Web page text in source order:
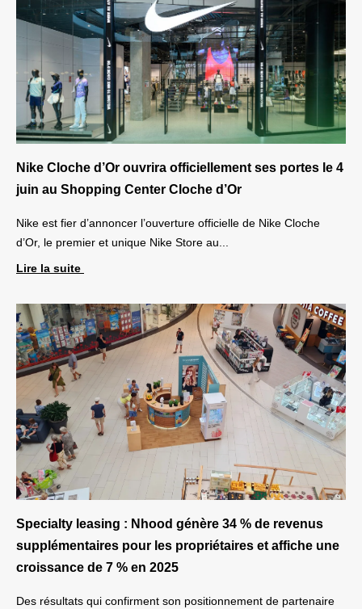
Nike Cloche d’Or ouvrira officiellement ses portes le 4
juin au Shopping Center Cloche d’Or
Nike est fier d’annoncer l’ouverture officielle de Nike Cloche
d’Or, le premier et unique Nike Store au...
Lire la suite
Specialty leasing : Nhood génère 34 % de revenus
supplémentaires pour les propriétaires et affiche une
croissance de 7 % en 2025
Des résultats qui confirment son positionnement de partenaire